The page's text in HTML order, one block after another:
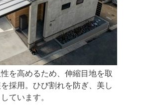
を高めるため、伸縮目地を取
採用。ひび割れを防ぎ、美し
ています。